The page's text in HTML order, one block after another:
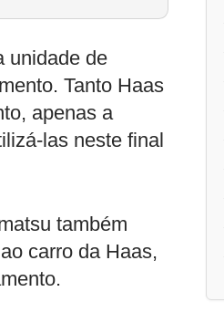
unidade de
Tanto Haas
apenas a
las neste final
também
carro da Haas,